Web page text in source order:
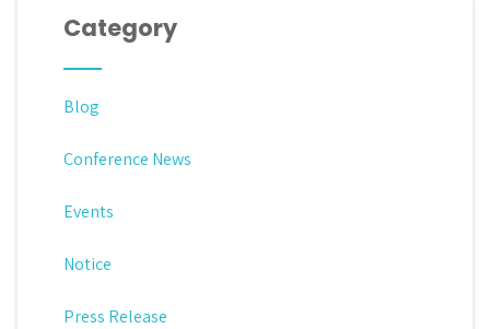
Category
Blog
Conference News
Events
Notice
Press Release